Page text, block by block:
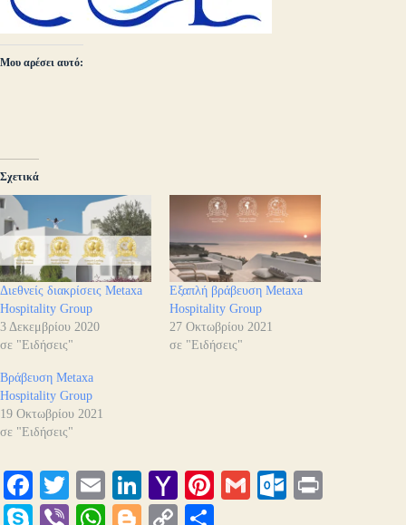
Μου αρέσει αυτό:
Σχετικά
Διεθνείς διακρίσεις Metaxa
Hospitality Group
3 Δεκεμβρίου 2020
σε "Ειδήσεις"
Εξαπλή βράβευση Metaxa
Hospitality Group
27 Οκτωβρίου 2021
σε "Ειδήσεις"
Βράβευση Metaxa
Hospitality Group
19 Οκτωβρίου 2021
σε "Ειδήσεις"
Fa
ce
T
wi
E
m
Li
nk
Y
ah
Pi G
O
S
Vi W Bl C